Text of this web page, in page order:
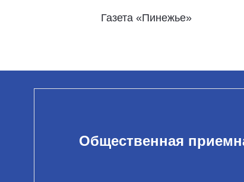
Газета «Пинежье»
Общественная